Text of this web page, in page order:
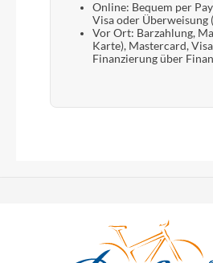
Online: Bequem per
Visa oder Überweisung
Vor Ort: Barzahlung,
Karte), Mastercard,
Finanzierung über